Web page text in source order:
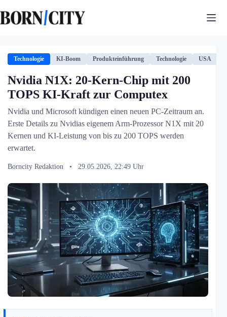
Inhalt
springen
Technologie KI-Boom Produkteinführung Technologie USA
Nvidia N1X: 20-Kern-Chip mit 200
TOPS KI-Kraft zur Computex
Nvidia und Microsoft kündigen einen neuen PC-Zeitraum an.
Erste Details zu Nvidias eigenem Arm-Prozessor N1X mit 20
Kernen und KI-Leistung von bis zu 200 TOPS werden
erwartet.
Borncity Redaktion • 29.05.2026, 22:49 Uhr